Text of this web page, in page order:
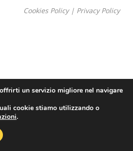
Cookies Policy| Privacy Policy
un servizio migliore nel navigare
cookie stiamo utilizzando o
.